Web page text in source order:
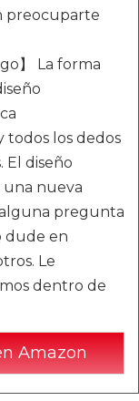
preocuparte
】 La forma
todos los dedos
El diseño
una nueva
pregunta
dude en
Le
dentro de
Amazon